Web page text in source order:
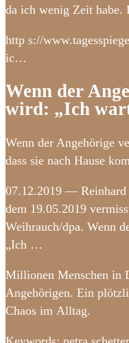
da ich wenig Zeit
http s://
ic…
Wenn der
wird: „Ich
Wenn der Angehörige
dass sie nach Hause
07.12.2019 — Reinhard
dem 19.05.2019
Weihrauch/dpa. Wenn
„Ich …
Millionen Menschen in
Angehörigen. Ein
Chaos im Alltag.